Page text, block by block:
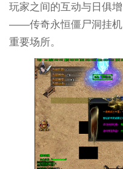
玩家之间的互动与日俱
——传奇永恒僵尸洞挂机
重要场所。